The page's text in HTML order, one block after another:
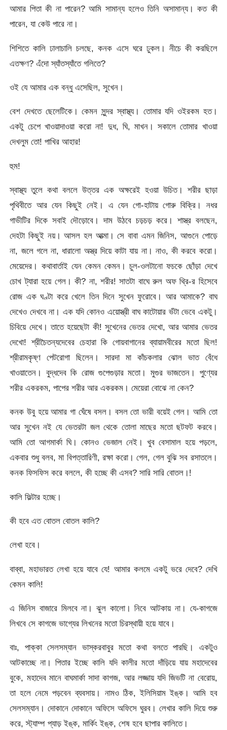
আমার পিতা কী না পারেন? আমি সামান্য হলেও তিনি অসামান্য। কত কী
পারেন, যা কেউ পারে না।
শিশিতে কালি ঢালাচালি চলছে, কনক এসে ঘরে ঢুকল। নীচে কী করছিলে
এতক্ষণ? এঁদো স্যাঁতস্যাঁতে গলিতে?
ওই যে আমার এক বন্ধু এসেছিল, সুখেন।
বেশ দেখতে ছেলেটিকে। কেমন সুন্দর স্বাস্থ্য। তোমার যদি ওইরকম হত।
একটু চেপে খাওয়াদাওয়া করো না! দুধ, ঘি, মাখন। সকালে তোমার খাওয়া
দেখলুম তো! পাখির আহার!
হুম!
স্বাস্থ্য তুলে কথা বললে উত্তর এক অক্ষরেই হওয়া উচিত। শরীর ছাড়া
পৃথিবীতে আর যেন কিছুই নেই। এ যেন গো-হাটায় গোরু বিক্রি। নধর
গাভীটির দিকে সবাই দৌড়োবে। দাম উঠবে চড়চড় করে। শাস্ত্র বলছেন,
দেহটা কিছুই নয়। আসল হল আত্মা। সে বাবা এমন জিনিস, আগুনে পোড়ে
না, জলে গলে না, ধারালো অস্ত্র দিয়ে কাটা যায় না। নাও, কী করবে করো।
মেয়েদের। কথাবার্তাই যেন কেমন কেমন। চুল-ওলটানো ফচকে ছোঁড়া দেখে
চোখ ট্যারা হয়ে গেল। কী? না, শরীর! সাতটা বাঘে রুল অফ থ্রি-র হিসেবে
রোজ এক ঘণ্টা করে খেলে তিন দিনে সুখেন ফুরোবে। আর আমাকে? বাঘ
দেখেও দেখবে না। এক যদি কোনও এয়োস্ত্রী বাঘ কাটোয়ার ভঁটা ভেবে একটু।
চিবিয়ে দেখে। তাতে হয়েছেটা কী! সুখেনের ভেতর দেখো, আর আমার ভেতর
দেখো! শ্রীচৈতন্যদেবের চেহারা কি গোয়বাগানের ব্যায়ামবীরের মতো ছিল!
শ্রীরামকৃষ্ণ পেটরোগা ছিলেন। সারদা মা কাঁচকলার ঝোল ভাত বেঁধে
খাওয়াতেন। বুদ্ধদেব কি রোজ গুপেগুড়ার মতো। মুগুর ভাজতেন। পুণ্যের
শরীর একরকম, পাপের শরীর আর একরকম। মেয়েরা বোঝে না কেন?
কনক উবু হয়ে আমার গা ঘেঁষে বসল। বসল তো ভারী বয়েই গেল। আমি তো
আর সুখেন নই যে ভেতরটা জল থেকে তোলা মাছের মতো ছটফট করবে।
আমি তো আগমার্কা ঘি। কোনও ভেজাল নেই। খুব বেসামাল হয়ে পড়লে,
একবার শুধু বলব, মা বিপত্তারিণী, রক্ষা করো। গেল, গেল বুঝি সব রসাতলে।
কনক ফিসফিস করে বললে, কী হচ্ছে কী এসব? সারি সারি বোতল।!
কালি ফিল্টার হচ্ছে।
কী হবে এত বোতল বোতল কালি?
লেখা হবে।
বাব্বা, মহাভারত লেখা হয়ে যাবে যে! আমার কলমে একটু ভরে দেবে? দেখি
কেমন কালি!
এ জিনিস বাজারে মিলবে না। ঝুল কালো। নিবে আটকায় না। যে-কাগজে
লিখবে সে কাগজে ভাগ্যের লিখনের মতো চিরস্থায়ী হয়ে যাবে।
বাঃ, পাক্কা সেলসম্যান ভাস্করবাবুর মতো কথা বলতে পারছি। একটুও
আটকাচ্ছে না। পিতার ইচ্ছে কালি যদি কালীর মতো দাঁড়িয়ে যায় মহাদেবের
বুকে, মহাদেব মানে বাঘমার্কা সাদা কাগজ, আর লজ্জায় যদি জিভটি না বেরোয়,
তা হলে নেমে পড়বেন ব্যবসায়। নামও ঠিক, ইলিসিয়াম ইঙ্ক। আমি হব
সেলসম্যান। দোকানে দোকানে অফিসে অফিসে ঘুরব। লেখার কালি দিয়ে শুরু
করে, স্ট্যাম্প প্যাড় ইঙ্ক, মার্কিং ইঙ্ক, শেষ হবে ছাপার কালিতে।